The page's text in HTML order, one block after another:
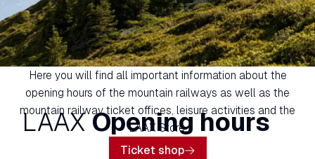
LAAXOpening hours
Here you will find all important information about the
opening hours of the mountain railways as well as the
mountain railway ticket offices, leisure activities and the
LAAX Store.
Ticket shop